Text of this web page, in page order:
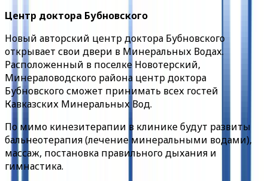
Центр доктора Бубновского
Новый авторский центр доктора Бубновского
открывает свои двери в Минеральных Водах.
Расположенный в поселке Новотерский,
Минераловодского района центр доктора
Бубновского сможет принимать всех гостей
Кавказских Минеральных Вод.
По мимо кинезитерапии в клинике будут развиты
бальнеотерапия (лечение минеральными водами),
массаж, постановка правильного дыхания и
гимнастика.